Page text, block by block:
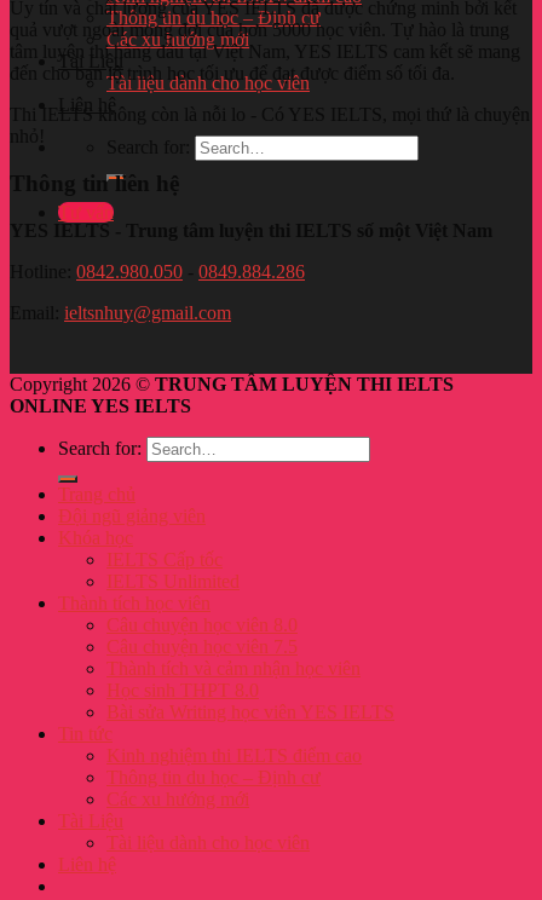
Thông tin du học – Định cư
Các xu hướng mới
Tài liệu dành cho học viên
Tư vấn
Uy tín và chất lượng của YES IELTS đã được chứng minh bởi kết
quả vượt ngoài mong đợi của hơn 5000 học viên. Tự hào là trung
tâm luyện thi hàng đầu tạiViệt Nam
đến cho bạn lộ trình học tối ưu để đạt được điểm số tối đa.
Thông tin liên hệ
0842.980.050
0849.884.286
ieltsnhuy@gmail.com
Copyright 2026 © TRUNG TÂM LUYỆN THI IELTS
ONLINE YES IELTS
Search for:
Trang chủ
Đội ngũ giảng viên
Khóa học
IELTS Cấp tốc
IELTS Unlimited
Thành tích học viên
Câu chuyện học viên 8.0
Câu chuyện học viên 7.5
Thành tích và cảm nhận học viên
Học sinh THPT 8.0
Bài sửa Writing học viên YES IELTS
Tin tức
Kinh nghiệm thi IELTS điểm cao
Thông tin du học – Định cư
Các xu hướng mới
Tài Liệu
Tài liệu dành cho học viên
Liên hệ